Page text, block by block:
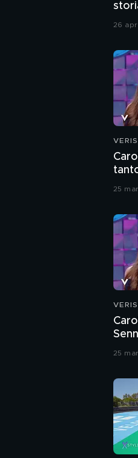
26
25
alla
25